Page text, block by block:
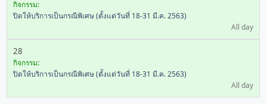
กิจกรรม:
ปิดให้บริการเป็นกรณีพิเศษ (ตั้งแต่วันที่ 18-31 มี.ค. 2563)
All day
28
กิจกรรม:
ปิดให้บริการเป็นกรณีพิเศษ (ตั้งแต่วันที่ 18-31 มี.ค. 2563)
All day